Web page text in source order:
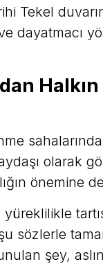
Tekel
dayatmacı
Halkın
olarak
önemine
sözlerle
şey,